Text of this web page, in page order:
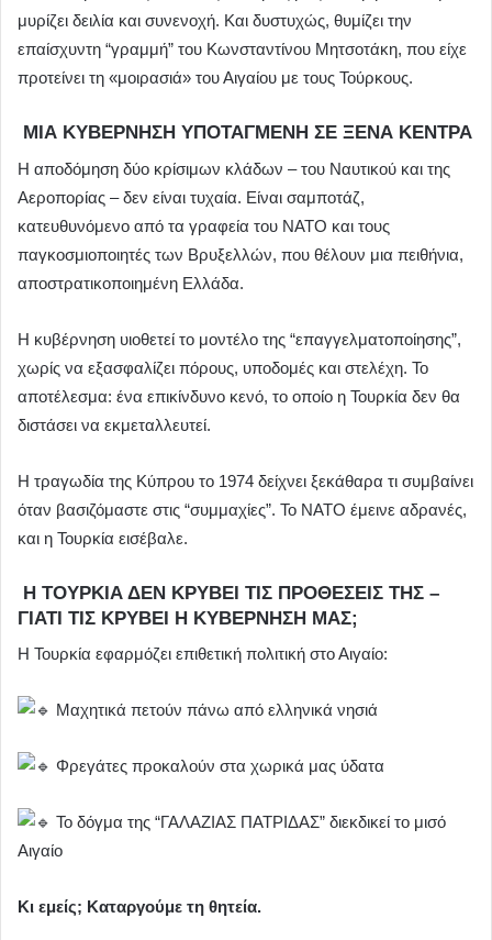
μυρίζει δειλία και συνενοχή. Και δυστυχώς, θυμίζει την
επαίσχυντη “γραμμή” του Κωνσταντίνου Μητσοτάκη, που είχε
προτείνει τη «μοιρασιά» του Αιγαίου με τους Τούρκους.
ΜΙΑ ΚΥΒΕΡΝΗΣΗ ΥΠΟΤΑΓΜΕΝΗ ΣΕ ΞΕΝΑ ΚΕΝΤΡΑ
Η αποδόμηση δύο κρίσιμων κλάδων – του Ναυτικού και της
Αεροπορίας – δεν είναι τυχαία. Είναι σαμποτάζ,
κατευθυνόμενο από τα γραφεία του ΝΑΤΟ και τους
παγκοσμιοποιητές των Βρυξελλών, που θέλουν μια πειθήνια,
αποστρατικοποιημένη Ελλάδα.
Η κυβέρνηση υιοθετεί το μοντέλο της “επαγγελματοποίησης”,
χωρίς να εξασφαλίζει πόρους, υποδομές και στελέχη. Το
αποτέλεσμα: ένα επικίνδυνο κενό, το οποίο η Τουρκία δεν θα
διστάσει να εκμεταλλευτεί.
Η τραγωδία της Κύπρου το 1974 δείχνει ξεκάθαρα τι συμβαίνει
όταν βασιζόμαστε στις “συμμαχίες”. Το ΝΑΤΟ έμεινε αδρανές,
και η Τουρκία εισέβαλε.
Η ΤΟΥΡΚΙΑ ΔΕΝ ΚΡΥΒΕΙ ΤΙΣ ΠΡΟΘΕΣΕΙΣ ΤΗΣ –
ΓΙΑΤΙ ΤΙΣ ΚΡΥΒΕΙ Η ΚΥΒΕΡΝΗΣΗ ΜΑΣ;
Η Τουρκία εφαρμόζει επιθετική πολιτική στο Αιγαίο:
Μαχητικά πετούν πάνω από ελληνικά νησιά
Φρεγάτες προκαλούν στα χωρικά μας ύδατα
Το δόγμα της “ΓΑΛΑΖΙΑΣ ΠΑΤΡΙΔΑΣ” διεκδικεί το μισό
Αιγαίο
Κι εμείς; Καταργούμε τη θητεία.